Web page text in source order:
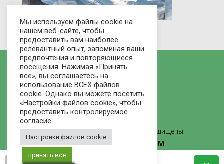
© 2021 Рынок домов - Все права защищены.
Сделано
ВЕБ-СТУДИЯ ЛВММ
Мы используем файлы cookie на
нашем веб-сайте, чтобы
предоставить вам наиболее
релевантный опыт, запоминая ваши
предпочтения и повторяющиеся
посещения. Нажимая «Принять
все», вы соглашаетесь на
использование ВСЕХ файлов
cookie. Однако вы можете посетить
«Настройки файлов cookie», чтобы
предоставить контролируемое
согласие.
Настройки файлов cookie
принять все